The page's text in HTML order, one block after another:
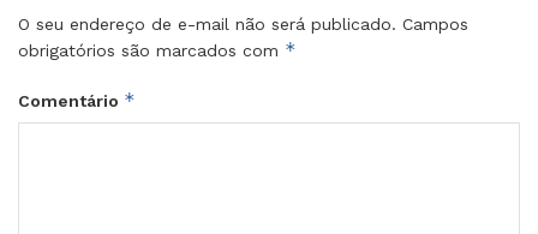
O seu endereço de e-mail não será publicado. Campos
obrigatórios são marcados com *
Comentário *